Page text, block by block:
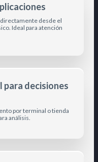
desde el
Ideal para atención
para decisiones
por terminal o tienda
análisis.